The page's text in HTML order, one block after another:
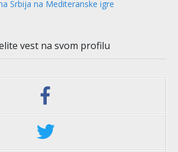
Srbija na Mediteranske igre
vest na svom profilu